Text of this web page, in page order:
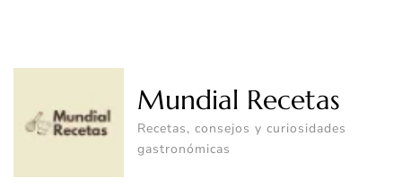
Mundial Recetas
Recetas, consejos y curiosidades
gastronómicas